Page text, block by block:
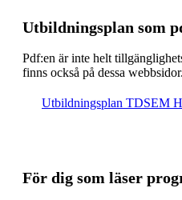
Ut­bild­nings­plan som
Pdf:en är inte helt
finns också på dessa webb­sidor.
Ut­bild­nings­plan TDSEM
För dig som läser